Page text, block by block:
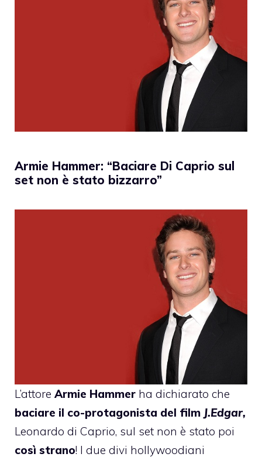
Armie Hammer: “Baciare Di Caprio sul
set non è stato bizzarro”
L’attore Armie Hammer ha dichiarato che
baciare il co-protagonista del film J.Edgar,
Leonardo di Caprio, sul set non è stato poi
così strano! I due divi hollywoodiani